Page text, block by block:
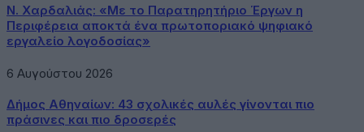
Ν. Χαρδαλιάς: «Με το Παρατηρητήριο Έργων η
Περιφέρεια αποκτά ένα πρωτοποριακό ψηφιακό
εργαλείο λογοδοσίας»
6 Αυγούστου 2026
Δήμος Αθηναίων: 43 σχολικές αυλές γίνονται πιο
πράσινες και πιο δροσερές